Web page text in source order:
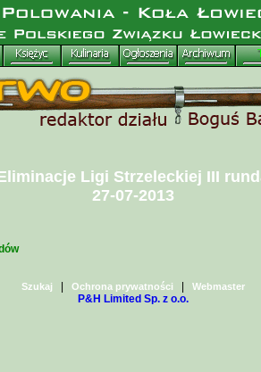
Ligi Strzeleckiej III
27-07-2013
Szukaj Ochrona prywatności Webmaster
P&H Limited Sp. z o.o.